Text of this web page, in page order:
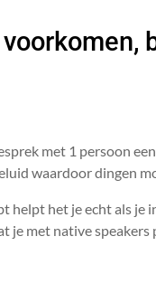
met 1 persoon
waardoor dingen
helpt het je echt als je
je met native